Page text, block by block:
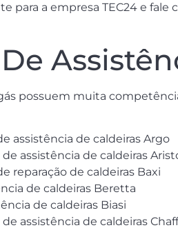
para a empresa TEC24 e fale
possuem muita
assistência de caldeiras Argo
assistência de caldeiras
reparação de caldeiras Baxi
de caldeiras Beretta
de caldeiras Biasi
assistência de caldeiras